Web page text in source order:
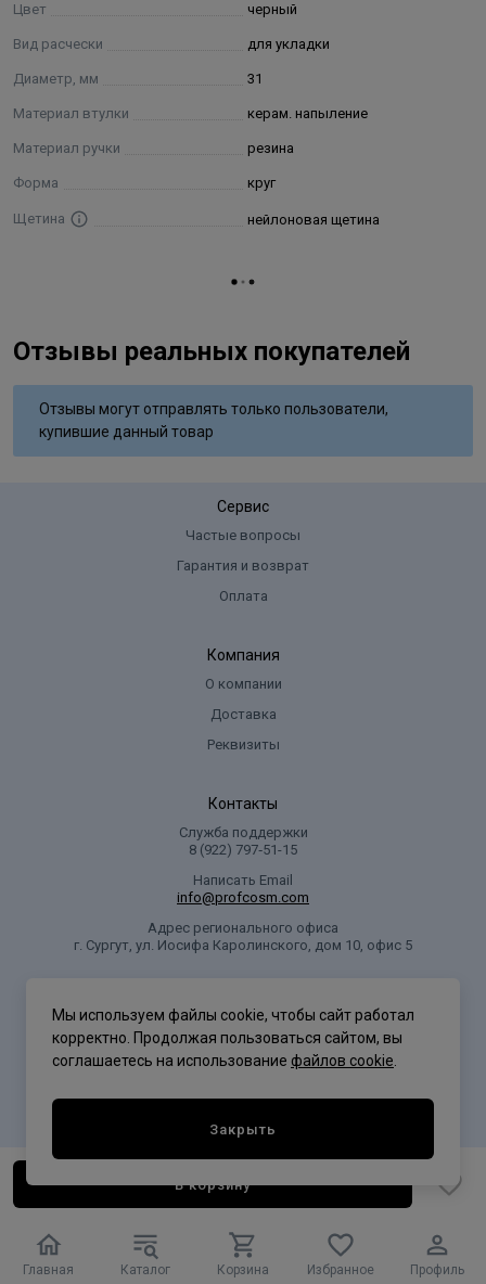
Главная Каталог Корзина Избранное Профиль
В корзину
Цвет черный
Вид расчески для укладки
Диаметр, мм 31
Материал втулки керам. напыление
Материал ручки резина
Форма круг
Щетина нейлоновая щетина
Отзывы реальных покупателей
Отзывы могут отправлять только пользователи,
купившие данный товар
Сервис
Частые вопросы
Гарантия и возврат
Оплата
Компания
О компании
Доставка
Реквизиты
Контакты
Служба поддержки
8 (922) 797‑51-15
Написать Email
info@profcosm.com
Адрес регионального офиса
г. Сургут, ул. Иосифа Каролинского, дом 10, офис 5
Мы используем файлы cookie, чтобы сайт работал
корректно. Продолжая пользоваться сайтом, вы
соглашаетесь на использование файлов cookie
Закрыть